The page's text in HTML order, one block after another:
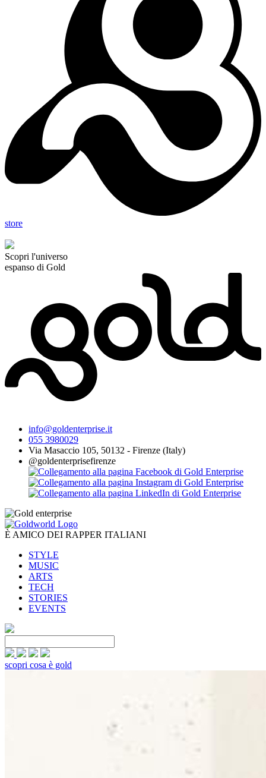
store
Scopri l'universo
espanso di Gold
info@goldenterprise.it
055 3980029
Via Masaccio 105, 50132 - Firenze (Italy)
@goldenterprisefirenze
È AMICO DEI RAPPER ITALIANI
STYLE
MUSIC
ARTS
TECH
STORIES
EVENTS
scopri cosa è gold